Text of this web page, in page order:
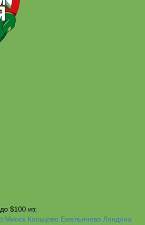
$100 из:
Минск Кольцово Емельяново Лондона